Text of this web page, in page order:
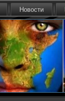
Новости